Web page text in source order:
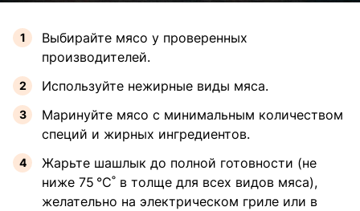
Выбирайте мясо у проверенных
производителей.
Используйте нежирные виды мяса.
Маринуйте мясо с минимальным количеством
специй и жирных ингредиентов.
Жарьте шашлык до полной готовности (не
ниже 75 °C˚ в толще для всех видов мяса),
желательно на электрическом гриле или в